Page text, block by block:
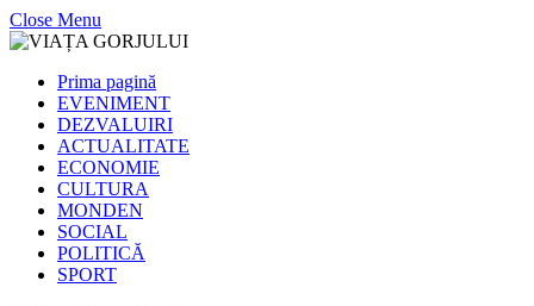
Close Menu
Prima pagină
EVENIMENT
DEZVALUIRI
ACTUALITATE
ECONOMIE
CULTURA
MONDEN
SOCIAL
POLITICĂ
SPORT